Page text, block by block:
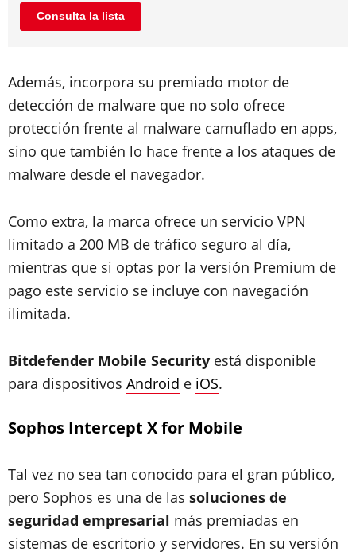
Consulta la lista
Además, incorpora su premiado motor de
detección de malware que no solo ofrece
protección frente al malware camuflado en apps,
sino que también lo hace frente a los ataques de
malware desde el navegador.
Como extra, la marca ofrece un servicio VPN
limitado a 200 MB de tráfico seguro al día,
mientras que si optas por la versión Premium de
pago este servicio se incluye con navegación
ilimitada.
Bitdefender Mobile Security está disponible
para dispositivos Android e iOS.
Sophos Intercept X for Mobile
Tal vez no sea tan conocido para el gran público,
pero Sophos es una de las soluciones de
seguridad empresarial más premiadas en
sistemas de escritorio y servidores. En su versión